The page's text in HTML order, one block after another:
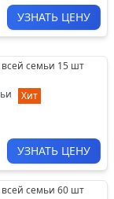
УЗНАТЬ ЦЕНУ
семьи 15 шт
Хит
УЗНАТЬ ЦЕНУ
семьи 60 шт